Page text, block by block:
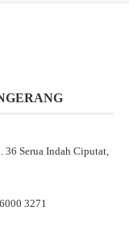
36 Serua Indah Ciputat,
3271